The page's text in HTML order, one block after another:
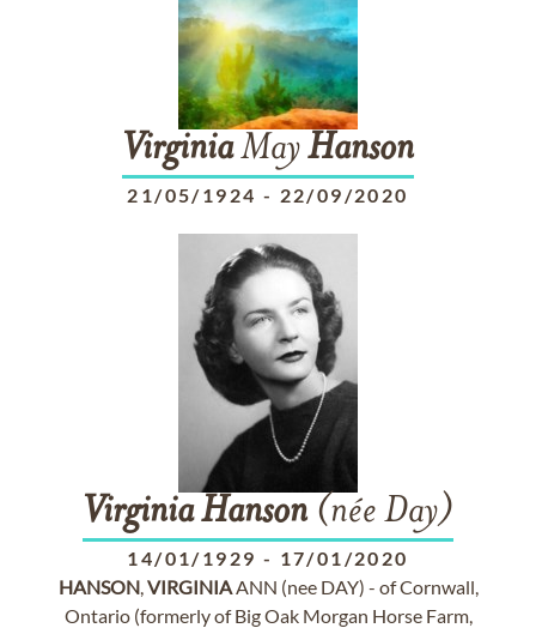
VirginiaMayHanson
21/05/1924 - 22/09/2020
VirginiaHanson (née Day)
14/01/1929 - 17/01/2020
HANSON,VIRGINIAANN (nee DAY) - of Cornwall,
Ontario (formerly of Big Oak Morgan Horse Farm,